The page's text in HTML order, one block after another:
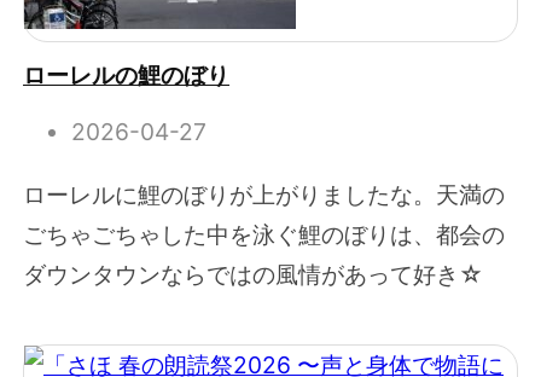
ローレルの鯉のぼり
2026-04-27
ローレルに鯉のぼりが上がりましたな。天満の
ごちゃごちゃした中を泳ぐ鯉のぼりは、都会の
ダウンタウンならではの風情があって好き☆